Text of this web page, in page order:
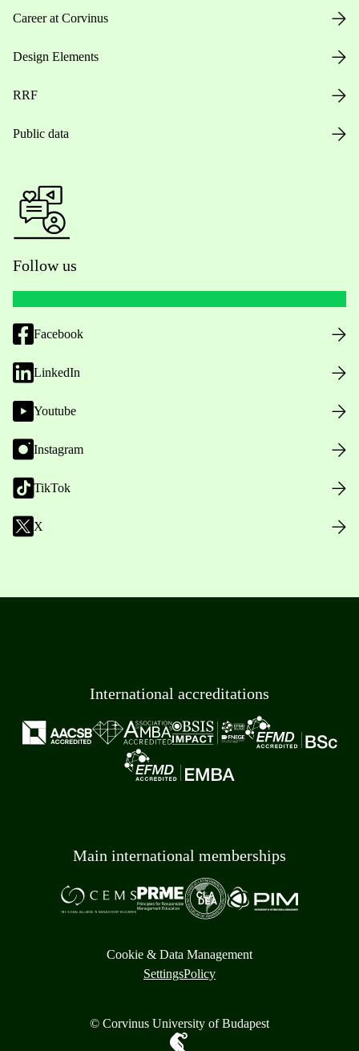
Career at Corvinus
Design Elements
RRF
Public data
Follow us
Facebook
LinkedIn
Youtube
Instagram
TikTok
X
International accreditations
Main international memberships
Cookie & Data Management
SettingsPolicy
© Corvinus University of Budapest